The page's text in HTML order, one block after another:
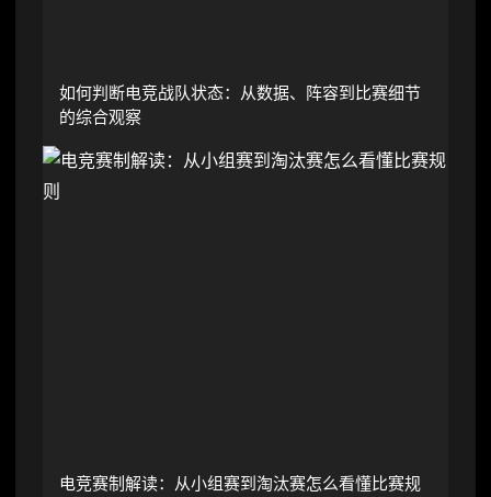
如何判断电竞战队状态：从数据、阵容到比赛细节
的综合观察
电竞赛制解读：从小组赛到淘汰赛怎么看懂比赛规